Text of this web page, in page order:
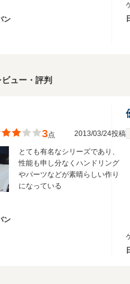
ン
ュー・評判
3点 2013/03/24投稿
とても有名なシリーズであり、
性能も申し分なくハンドリング
やパーツなどが素晴らしい作り
になっている
ン